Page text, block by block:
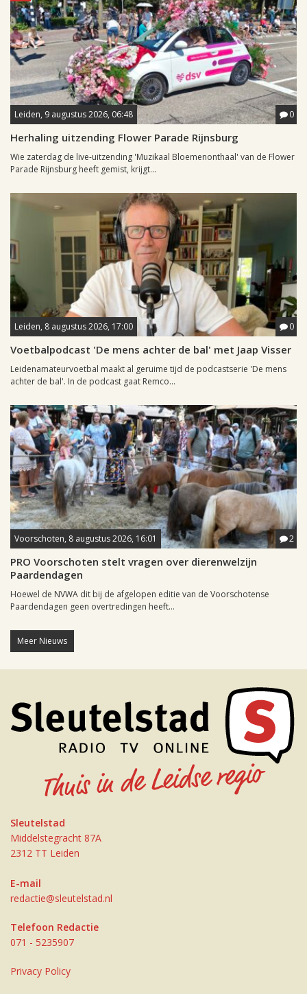
Leiden, 9 augustus 2026, 06:48 0
Herhaling uitzending Flower Parade Rijnsburg
Wie zaterdag de live-uitzending 'Muzikaal Bloemenonthaal' van de Flower
Parade Rijnsburg heeft gemist, krijgt...
Leiden, 8 augustus 2026, 17:00 0
Voetbalpodcast 'De mens achter de bal' met Jaap Visser
Leidenamateurvoetbal maakt al geruime tijd de podcastserie 'De mens
achter de bal'. In de podcast gaat Remco...
Voorschoten, 8 augustus 2026, 16:01 2
PRO Voorschoten stelt vragen over dierenwelzijn
Paardendagen
Hoewel de NVWA dit bij de afgelopen editie van de Voorschotense
Paardendagen geen overtredingen heeft...
Meer Nieuws
Sleutelstad
Middelstegracht 87A
2312 TT Leiden
E-mail
redactie@sleutelstad.nl
Telefoon Redactie
071 - 5235907
Privacy Policy